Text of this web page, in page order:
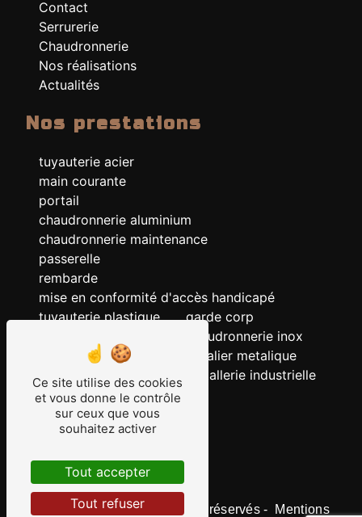
Contact
Serrurerie
Chaudronnerie
Nos réalisations
Actualités
Nos prestations
tuyauterie acier
main courante
portail
chaudronnerie aluminium
chaudronnerie maintenance
passerelle
rembarde
mise en conformité d'accès handicapé
tuyauterie plastique
chaudronnerie
serrurerie
ERP
tuyauterie
tuyauterie inox
garde corp
chaudronnerie inox
escalier metalique
metallerie industrielle
Vistalid- 2026 - Tous droits réservés - Mentions
Ce site utilise des cookies
et vous donne le contrôle
sur ceux que vous
souhaitez activer
Tout accepter
Tout refuser